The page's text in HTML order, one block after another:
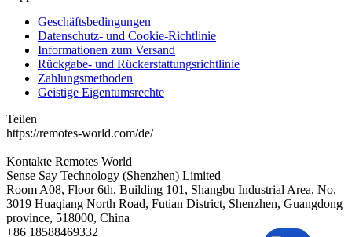
Geschäftsbedingungen
Datenschutz- und Cookie-Richtlinie
Informationen zum Versand
Rückgabe- und Rückerstattungsrichtlinie
Zahlungsmethoden
Geistige Eigentumsrechte
Teilen
https://remotes-world.com/de/
Kontakte Remotes World
Sense Say Technology (Shenzhen) Limited
Room A08, Floor 6th, Building 101, Shangbu Industrial Area, No.
3019 Huaqiang North Road, Futian District, Shenzhen, Guangdong
province, 518000, China
+86 18588469332